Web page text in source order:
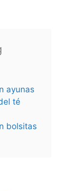
ayunas
té
bolsitas